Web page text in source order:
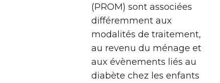
(PROM) sont associées
différemment aux
modalités de traitement,
au revenu du ménage et
aux évènements liés au
diabète chez les enfants